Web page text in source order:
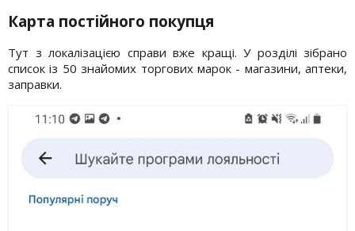
Карта постійного покупця
Тут з локалізацією справи вже кращі. У розділі зібрано
список із 50 знайомих торгових марок - магазини, аптеки,
заправки.